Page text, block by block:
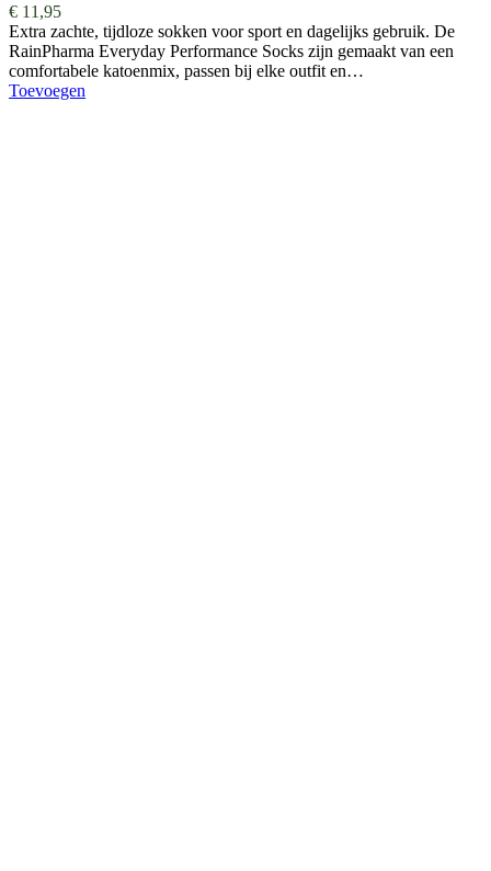
€ 11,95
Extra zachte, tijdloze sokken voor sport en dagelijks gebruik. De
RainPharma Everyday Performance Socks zijn gemaakt van een
comfortabele katoenmix, passen bij elke outfit en…
Toevoegen